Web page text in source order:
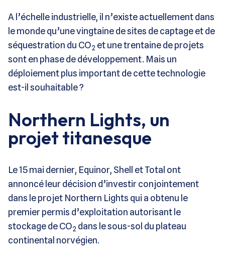
A l’échelle industrielle, il n’existe actuellement dans
le monde qu’une vingtaine de sites de captage et de
séquestration du CO2 et une trentaine de projets
sont en phase de développement. Mais un
déploiement plus important de cette technologie
est-il souhaitable ?
Northern Lights, un
projet titanesque
Le 15 mai dernier, Equinor, Shell et Total ont
annoncé leur décision d’investir conjointement
dans le projet Northern Lights qui a obtenu le
premier permis d’exploitation autorisant le
stockage de CO2 dans le sous-sol du plateau
continental norvégien.